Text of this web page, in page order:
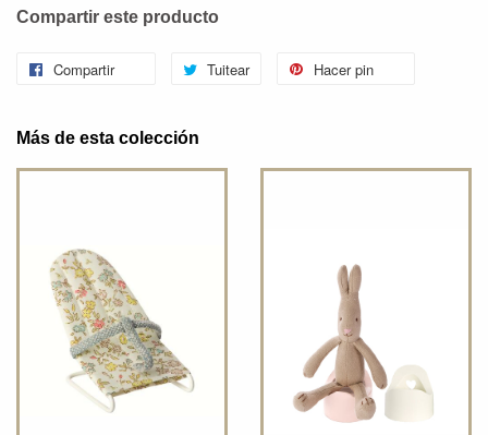
Compartir este producto
Compartir Tuitear Hacer pin
Más de esta colección